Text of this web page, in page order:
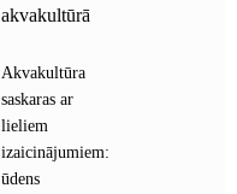
akvakultūrā
Akvakultūra
saskaras ar
lieliem
izaicinājumiem:
ūdens